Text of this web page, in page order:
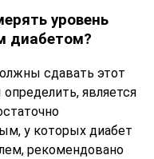
уровень
диабетом?
сдавать этот
является
у которых диабет
рекомендовано